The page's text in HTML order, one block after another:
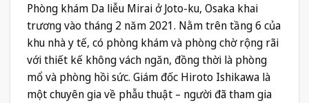
Phòng khám Da liễu Mirai ở Joto-ku, Osaka khai
trương vào tháng 2 năm 2021. Nằm trên tầng 6 của
khu nhà y tế, có phòng khám và phòng chờ rộng rãi
với thiết kế không vách ngăn, đồng thời là phòng
mổ và phòng hồi sức. Giám đốc Hiroto Ishikawa là
một chuyên gia về phẫu thuật – người đã tham gia